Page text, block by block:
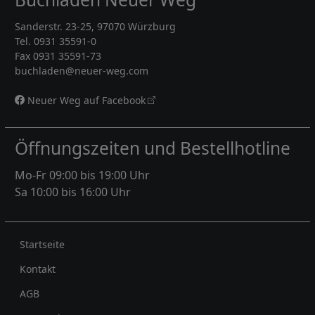
Sanderstr. 23-25, 97070 Würzburg
Tel. 0931 35591-0
Fax 0931 35591-73
buchladen@neuer-weg.com
Neuer Weg auf Facebook
Öffnungszeiten und Bestellhotline
Mo-Fr 09:00 bis 19:00 Uhr
Sa 10:00 bis 16:00 Uhr
Rechtliches
Startseite
Kontakt
AGB